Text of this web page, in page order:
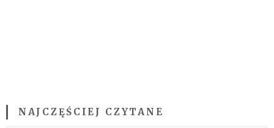
NAJCZĘŚCIEJ CZYTANE